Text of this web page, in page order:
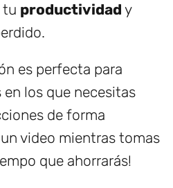
tu productividad y
es perfecta para
los que necesitas
de forma
video mientras tomas
que ahorrarás!